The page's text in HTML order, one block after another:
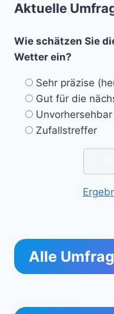
Aktuelle
Wie schätzen Sie
Wetter ein?
Sehr präzise
Gut für die
Zufallstreffer
Alle